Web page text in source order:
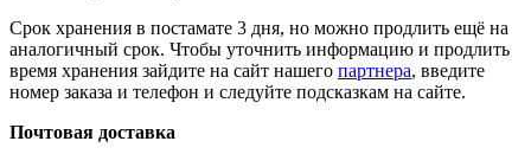
Срок хранения в постамате 3 дня, но можно продлить ещё на
аналогичный срок. Чтобы уточнить информацию и продлить
время хранения зайдите на сайт нашего партнера, введите
номер заказа и телефон и следуйте подсказкам на сайте.
Почтовая доставка